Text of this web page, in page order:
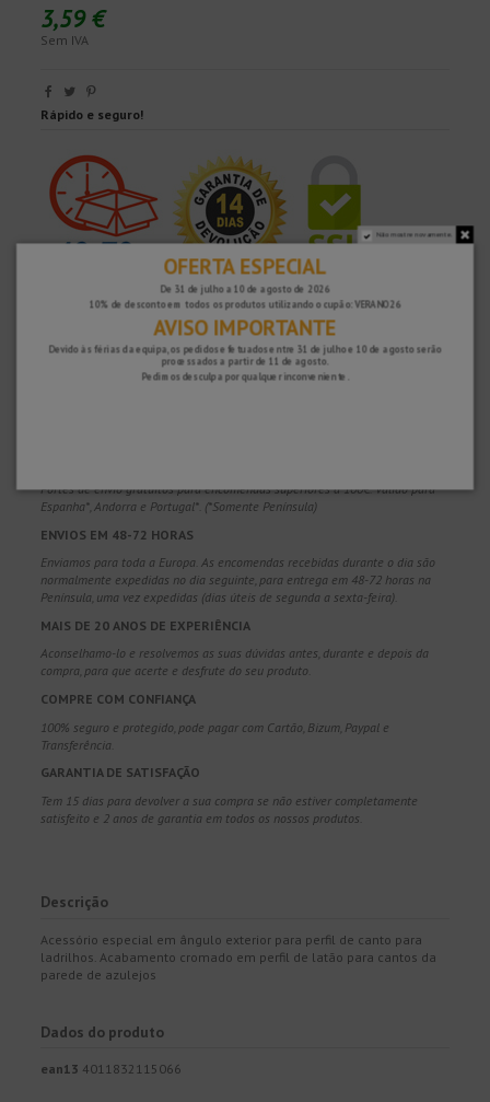
3,59 €
Sem IVA
Rápido e seguro!
Portes de envio gratuitos para encomendas superiores a 100€. Válido para
Espanha*, Andorra e Portugal*. (*Somente Península)
ENVIOS EM 48-72 HORAS
Enviamos para toda a Europa. As encomendas recebidas durante o dia são
normalmente expedidas no dia seguinte, para entrega em 48-72 horas na
Península, uma vez expedidas (dias úteis de segunda a sexta-feira).
MAIS DE 20 ANOS DE EXPERIÊNCIA
Aconselhamo-lo e resolvemos as suas dúvidas antes, durante e depois da
compra, para que acerte e desfrute do seu produto.
COMPRE COM CONFIANÇA
100% seguro e protegido, pode pagar com Cartão, Bizum, Paypal e
Transferência.
GARANTIA DE SATISFAÇÃO
Tem 15 dias para devolver a sua compra se não estiver completamente
satisfeito e 2 anos de garantia em todos os nossos produtos.
Descrição
Acessório especial em ângulo exterior para perfil de canto para
ladrilhos. Acabamento cromado em perfil de latão para cantos da
parede de azulejos
Dados do produto
ean13 4011832115066
Não mostre novamente.
OFERTA ESPECIAL
De 31 de julho a 10 de agosto de 2026
10% de desconto em todos os produtos utilizando o cupão: VERANO26
AVISO IMPORTANTE
Devido às férias da equipa, os pedidos efetuados entre 31 de julho e 10 de agosto serão
processados ​​a partir de 11 de agosto.
Pedimos desculpa por qualquer inconveniente.